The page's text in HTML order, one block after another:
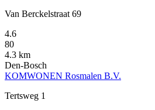
Van Berckelstraat 69
4.6
80
4.3 km
Den-Bosch
KOMWONEN Rosmalen B.V.
Tertsweg 1